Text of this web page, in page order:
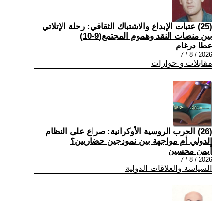
(25) عتبات الإبداع والاشتباك الثقافي: رحلة الإتلاتي
بين منصات النقد وهموم المجتمع(9-10)
عطا درغام
2026 / 8 / 7
مقابلات و حوارات
(26) الحرب الروسية الأوكرانية: صراع على النظام
الدولي أم مواجهة بين نموذجين حضاريين؟
أيمن محسين
2026 / 8 / 7
السياسة والعلاقات الدولية